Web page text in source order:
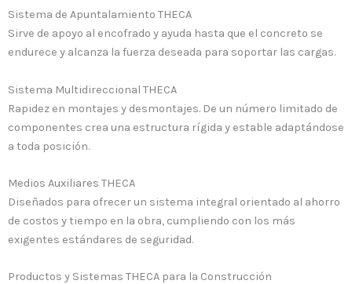
Sistema de Apuntalamiento THECA
Sirve de apoyo al encofrado y ayuda hasta que el concreto se
endurece y alcanza la fuerza deseada para soportar las cargas.
Sistema Multidireccional THECA
Rapidez en montajes y desmontajes. De un número limitado de
componentes crea una estructura rígida y estable adaptándose
a toda posición.
Medios Auxiliares THECA
Diseñados para ofrecer un sistema integral orientado al ahorro
de costos y tiempo en la obra, cumpliendo con los más
exigentes estándares de seguridad.
Productos y Sistemas THECA para la Construcción